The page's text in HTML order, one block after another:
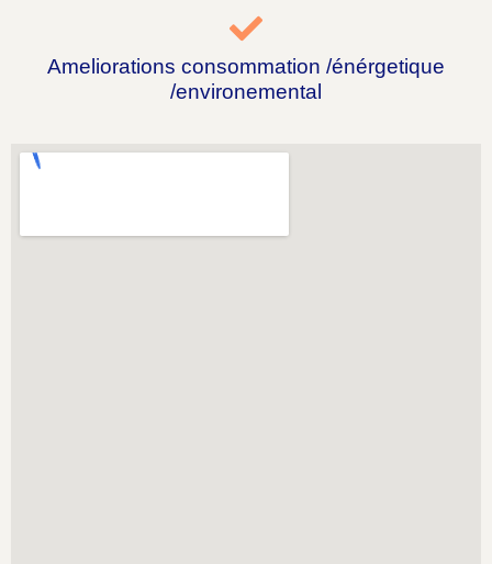
Ameliorations consommation /énérgetique
/environemental